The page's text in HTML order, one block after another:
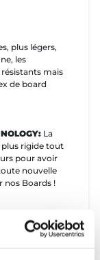
plus légers,
les
mais
de board
La
rigide tout
pour avoir
nouvelle
nos Boards !
est conçue
monde ! En